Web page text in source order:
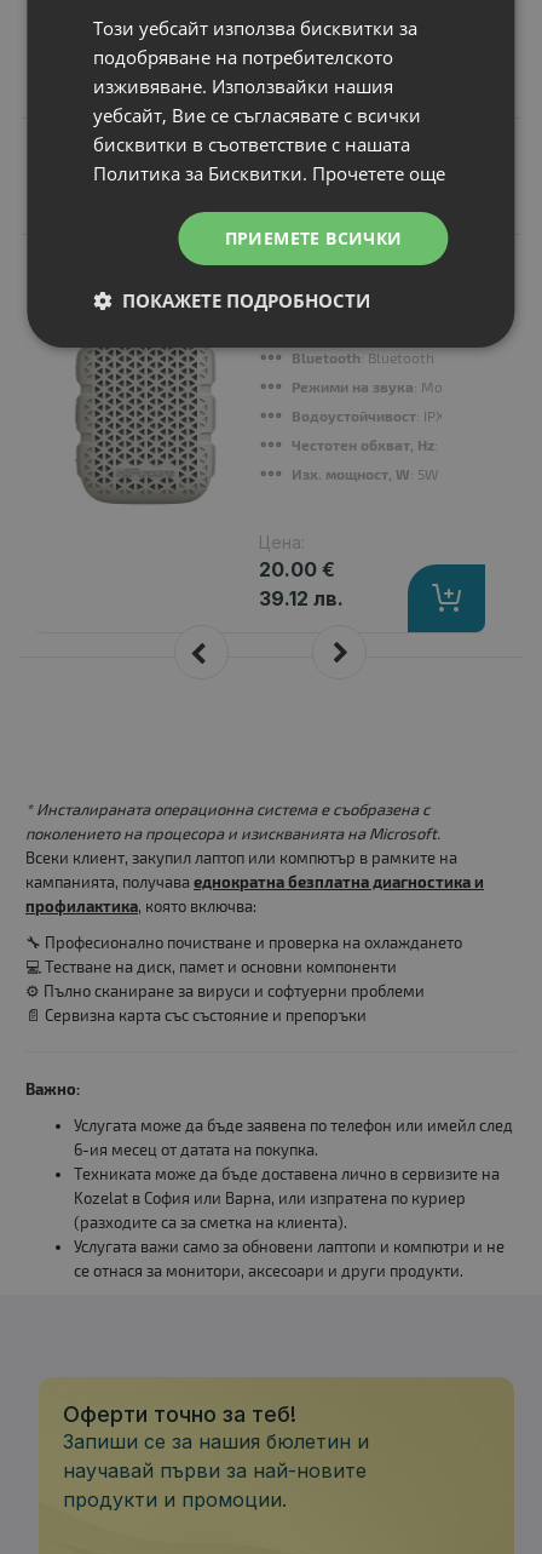
44.99 €
87.99 лв.
HiFuture Pocket S
Bluetooth: Bluetooth
Режими на звука: Mono or TWS
Водоустойчивост: IPX7
Честотен обхват, Hz: 290Hz-20KHz
Изх. мощност, W: 5W
Цена:
20.00 €
39.12 лв.
* Инсталираната операционна система е съобразена с
поколението на процесора и изискванията на Microsoft.
Всеки клиент, закупил лаптоп или компютър в рамките на
кампанията, получава еднократна безплатна диагностика и
профилактика, която включва:
🔧 Професионално почистване и проверка на охлаждането
💻 Тестване на диск, памет и основни компоненти
⚙️ Пълно сканиране за вируси и софтуерни проблеми
📄 Сервизна карта със състояние и препоръки
Важно:
Услугата може да бъде заявена по телефон или имейл след
6-ия месец от датата на покупка.
Техниката може да бъде доставена лично в сервизите на
Kozelat в София или Варна, или изпратена по куриер
(разходите са за сметка на клиента).
Услугата важи само за обновени лаптопи и компютри и не
се отнася за монитори, аксесоари и други продукти.
Оферти точно за теб!
Запиши се за нашия бюлетин и
научавай първи за най-новите
продукти и промоции.
Този уебсайт използва бисквитки за
подобряване на потребителското
изживяване. Използвайки нашия
уебсайт, Вие се съгласявате с всички
бисквитки в съответствие с нашата
Политика за Бисквитки. Прочетете още
ПРИЕМЕТЕ ВСИЧКИ
ПОКАЖЕТЕ ПОДРОБНОСТИ